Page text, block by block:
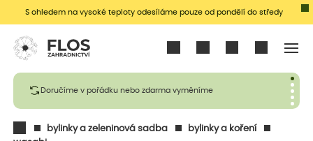
S ohledem na vysoké teploty odesíláme pouze od pondělí do středy
Doručíme v pořádku nebo zdarma vyměníme
bylinky a zeleninová sadba
bylinky a koření